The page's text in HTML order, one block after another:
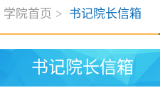
学院首页 > 书记院长信箱
书记院长信箱